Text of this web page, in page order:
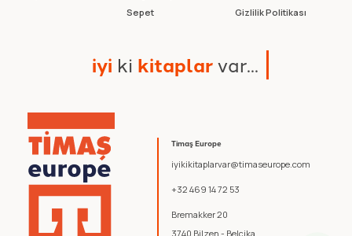
Timaş Europe
iyikikitaplarvar@timaseurope.com
+32 469 14 72 53
Bremakker 20
3740 Bilzen - Belçika
Sepet
Gizlilik Politikası
iyi ki kitaplarvar...